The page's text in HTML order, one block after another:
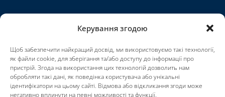
Керування згодою
Щоб забезпечити найкращий досвід, ми використовуємо такі технології,
як файли cookie, для зберігання та/або доступу до інформації про
пристрій. Згода на використання цих технологій дозволить нам
обробляти такі дані, як поведінка користувача або унікальні
ідентифікатори на цьому сайті. Відмова або відкликання згоди може
негативно вплинути на певні можливості та функції.
Кар'єра
Умови використання
Impressum